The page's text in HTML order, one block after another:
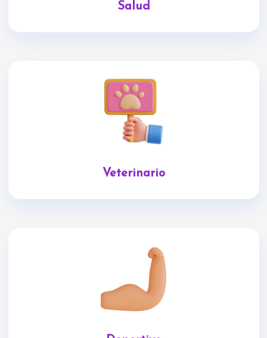
Salud
Veterinario